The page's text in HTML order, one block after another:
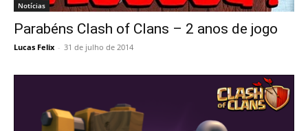
Notícias
Parabéns Clash of Clans – 2 anos de jogo
Lucas Felix - 31 de julho de 2014